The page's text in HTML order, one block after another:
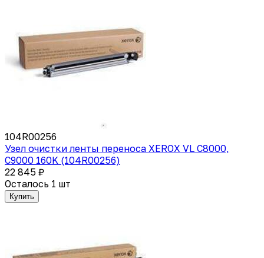
104R00256
Узел очистки ленты переноса XEROX VL C8000,
C9000 160K (104R00256)
22 845 ₽
Осталось 1 шт
Купить